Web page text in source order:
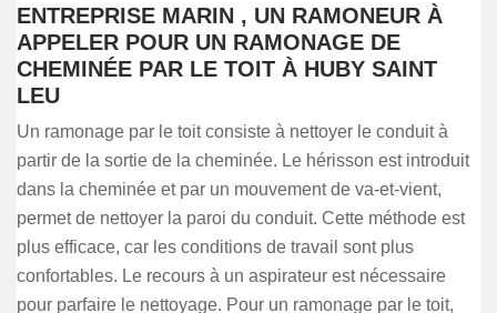
ENTREPRISE MARIN , UN RAMONEUR À
APPELER POUR UN RAMONAGE DE
CHEMINÉE PAR LE TOIT À HUBY SAINT
LEU
Un ramonage par le toit consiste à nettoyer le conduit à
partir de la sortie de la cheminée. Le hérisson est introduit
dans la cheminée et par un mouvement de va-et-vient,
permet de nettoyer la paroi du conduit. Cette méthode est
plus efficace, car les conditions de travail sont plus
confortables. Le recours à un aspirateur est nécessaire
pour parfaire le nettoyage. Pour un ramonage par le toit,